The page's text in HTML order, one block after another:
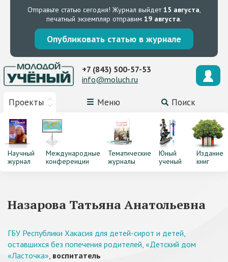
Отправьте статью сегодня! Журнал выйдет15 августа,
печатный экземпляр отправим 19 августа.
Опубликовать статью в журнале
Проекты Меню Поиск
+7 (843) 500-57-53
info@moluch.ru
Научный
журнал
Международные
конференции
Тематические
журналы
Юный
ученый
Издание
книг
Назарова Татьяна Анатольевна
ГБУ Республики Хакасия для детей-сирот и детей,
оставшихся без попечения родителей, «Детский дом
«Ласточка», воспитатель